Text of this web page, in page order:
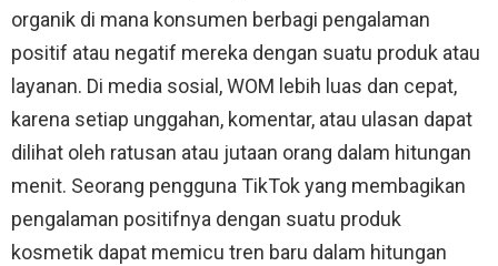
organik di mana konsumen berbagi pengalaman
positif atau negatif mereka dengan suatu produk atau
layanan. Di media sosial, WOM lebih luas dan cepat,
karena setiap unggahan, komentar, atau ulasan dapat
dilihat oleh ratusan atau jutaan orang dalam hitungan
menit. Seorang pengguna TikTok yang membagikan
pengalaman positifnya dengan suatu produk
kosmetik dapat memicu tren baru dalam hitungan